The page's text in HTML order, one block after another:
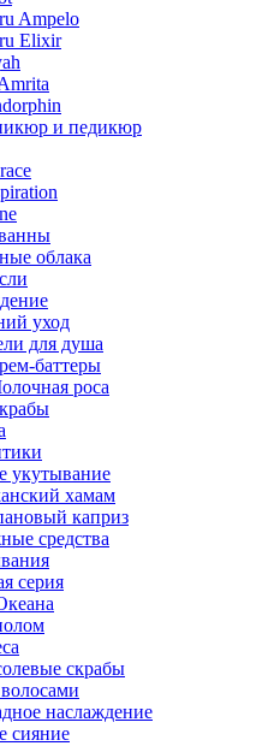
Ampelo
Elixir
и педикюр
облака
уход
для душа
баттеры
роса
укутывание
хамам
каприз
средства
серия
скрабы
наслаждение
сияние